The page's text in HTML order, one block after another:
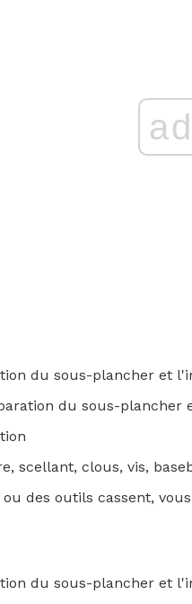
ad
du sous-plancher et
du sous-plancher
scellant, clous, vis,
des outils cassent,
du sous-plancher et